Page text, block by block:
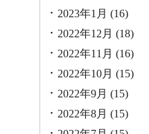
2023年1月 (16)
2022年12月 (18)
2022年11月 (16)
2022年10月 (15)
2022年9月 (15)
2022年8月 (15)